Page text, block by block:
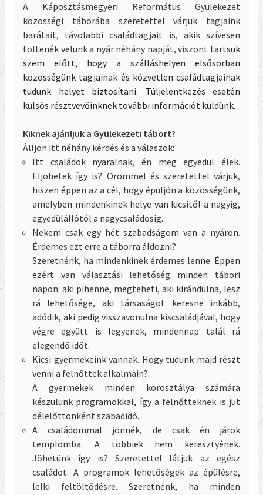
A Káposztásmegyeri Református Gyülekezet
közösségi táborába szeretettel várjuk tagjaink
barátait, távolabbi családtagjait is, akik szívesen
töltenék velünk a nyár néhány napját, viszont tartsuk
szem előtt, hogy a szálláshelyen elsősorban
közösségünk tagjainak és közvetlen családtagjainak
tudunk helyet biztosítani. Túljelentkezés esetén
külsős résztvevőinknek további információt küldünk.
Kiknek ajánljuk a Gyülekezeti tábort?
Álljon itt néhány kérdés és a válaszok:
Itt családok nyaralnak, én meg egyedül élek.
Eljöhetek így is? Örömmel és szeretettel várjuk,
hiszen éppen az a cél, hogy épüljön a közösségünk,
amelyben mindenkinek helye van kicsitől a nagyig,
egyedülállótól a nagycsaládosig.
Nekem csak egy hét szabadságom van a nyáron.
Érdemes ezt erre a táborra áldozni?
Szeretnénk, ha mindenkinek érdemes lenne. Éppen
ezért van választási lehetőség minden tábori
napon: aki pihenne, megteheti, aki kirándulna, lesz
rá lehetősége, aki társaságot keresne inkább,
adódik, aki pedig visszavonulna kiscsaládjával, hogy
végre együtt is legyenek, mindennap talál rá
elegendő időt.
Kicsi gyermekeink vannak. Hogy tudunk majd részt
venni a felnőttek alkalmain?
A gyermekek minden korosztálya számára
készülünk programokkal, így a felnőtteknek is jut
délelőttönként szabadidő.
A családommal jönnék, de csak én járok
templomba. A többiek nem keresztyének.
Jöhetünk így is? Szeretettel látjuk az egész
családot. A programok lehetőségek az épülésre,
lelki feltöltődésre. Szeretnénk, ha minden